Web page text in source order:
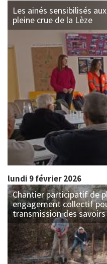
Les ainés sensibilisés
pleine crue de la Lèze
lundi 9 février 2026
Chantier participatif de
engagement collectif
transmission des savoirs